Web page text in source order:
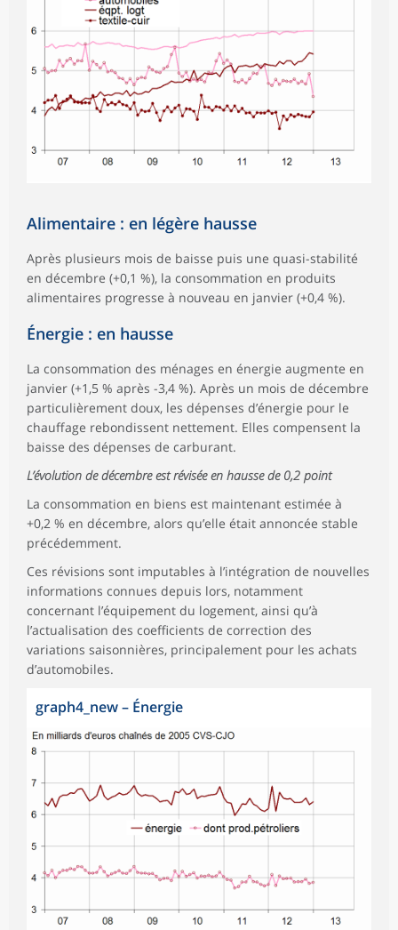
Alimentaire : en légère hausse
Après plusieurs mois de baisse puis une quasi-stabilité
en décembre (+0,1 %), la consommation en produits
alimentaires progresse à nouveau en janvier (+0,4 %).
Énergie : en hausse
La consommation des ménages en énergie augmente en
janvier (+1,5 % après -3,4 %). Après un mois de décembre
particulièrement doux, les dépenses d’énergie pour le
chauffage rebondissent nettement. Elles compensent la
baisse des dépenses de carburant.
L’évolution de décembre est révisée en hausse de 0,2 point
La consommation en biens est maintenant estimée à
+0,2 % en décembre, alors qu’elle était annoncée stable
précédemment.
Ces révisions sont imputables à l’intégration de nouvelles
informations connues depuis lors, notamment
concernant l’équipement du logement, ainsi qu’à
l’actualisation des coefficients de correction des
variations saisonnières, principalement pour les achats
d’automobiles.
graph4_new– Énergie